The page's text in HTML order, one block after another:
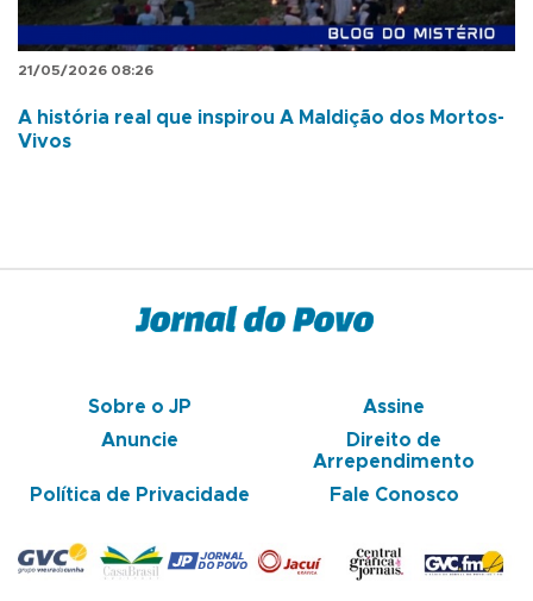
21/05/2026 08:26
A história real que inspirou A Maldição dos Mortos-
Vivos
Sobre o JP
Assine
Anuncie
Direito de
Arrependimento
Política de Privacidade
Fale Conosco